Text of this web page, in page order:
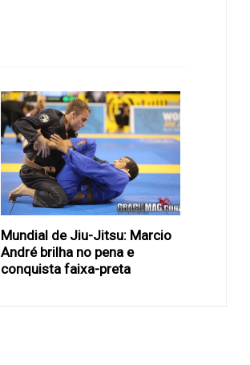
Mundial de Jiu-Jitsu: Marcio
André brilha no pena e
conquista faixa-preta